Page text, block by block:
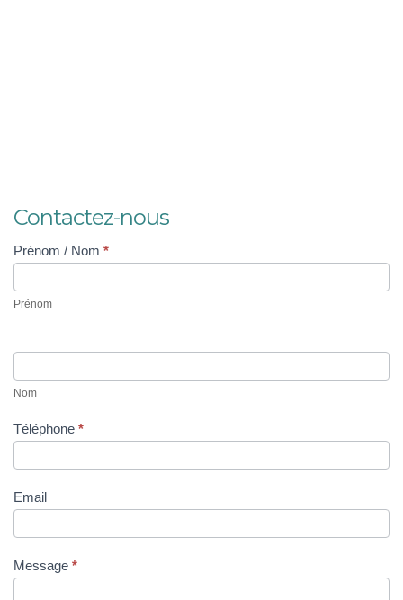
sur
bien
Contactez-nous
Prénom / Nom *
Prénom
Nom
Téléphone *
Email
Message *